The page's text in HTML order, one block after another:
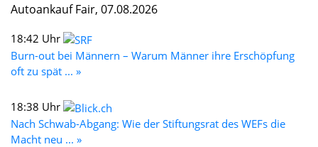
Autoankauf Fair, 07.08.2026
18:42 Uhr
Burn-out bei Männern – Warum Männer ihre Erschöpfung
oft zu spät ... »
18:38 Uhr
Nach Schwab-Abgang: Wie der Stiftungsrat des WEFs die
Macht neu ... »